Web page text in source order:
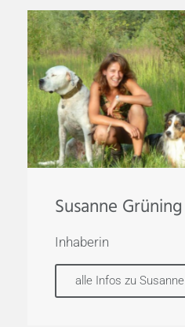
Susanne Grüning
Inhaberin
alle Infos zu Susanne